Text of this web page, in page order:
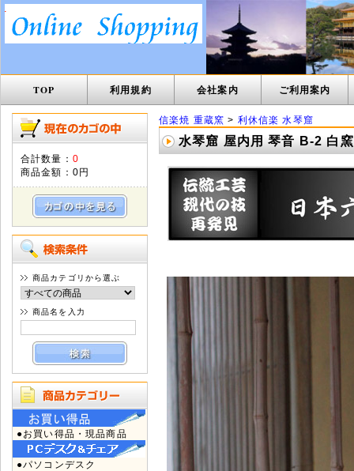
TOP 利用規約 会社案内 ご利用案内
合計数量： 0
商品金額： 0円
商品カテゴリから選ぶ
商品名を入力
●お買い得品・現品商品
●パソコンデスク
信楽焼 重蔵窯 > 利休信楽 水琴窟
水琴窟 屋内用 琴音 B-2 白